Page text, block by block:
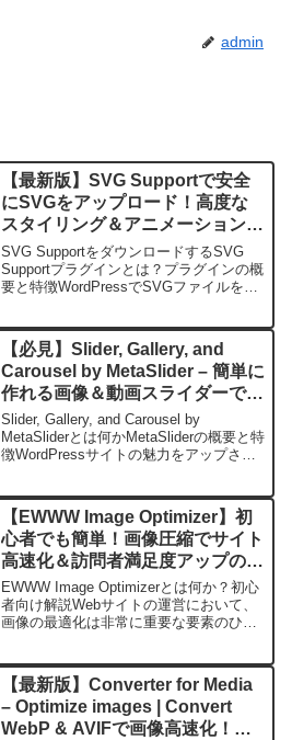
admin
【最新版】SVG Supportで安全
にSVGをアップロード！高度な
スタイリング＆アニメーション対
応WordPressプラグイン完全ガ
イド
SVG SupportをダウンロードするSVG
Supportプラグインとは？プラグインの概
要と特徴WordPressでSVGファイルを安
SVG（Scalable Vec...
【必見】Slider, Gallery, and
Carousel by MetaSlider – 簡単に
作れる画像＆動画スライダーでサ
イトを魅力アップ！
Slider, Gallery, and Carousel by
MetaSliderとは何かMetaSliderの概要と特
徴WordPressサイトの魅力をアップさせ
【EWWW Image Optimizer】初
心者でも簡単！画像圧縮でサイト
高速化＆訪問者満足度アップの最
強プラグイン
EWWW Image Optimizerとは何か？初心
者向け解説Webサイトの運営において、
画像の最適化は非常に重要な要素のひと
くなり、訪問者の離脱率が高まる原...
【最新版】Converter for Media
– Optimize images | Convert
WebP & AVIFで画像高速化！